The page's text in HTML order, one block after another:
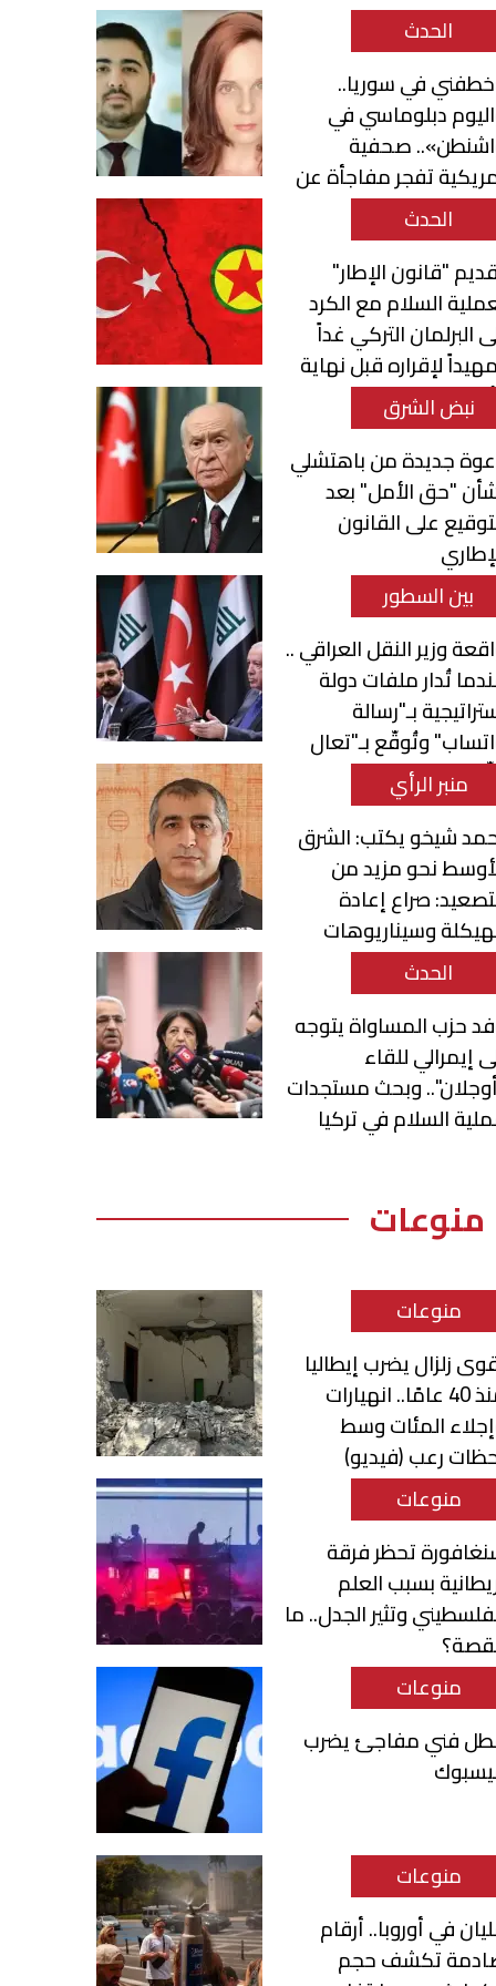
الحدث
في سوريا..
دبلوماسي في
صحفية
تفجر مفاجأة عن
قناطري
الحدث
"قانون الإطار"
السلام مع الكرد
البرلمان التركي غداً
لإقراره قبل نهاية
نبض الشرق
جديدة من باهتشلي
"حق الأمل" بعد
على القانون
بين السطور
وزير النقل العراقي ..
تُدار ملفات دولة
بـ"رسالة
وتُوقّع بـ"تعال
منبر الرأي
شيخو يكتب: الشرق
نحو مزيد من
صراع إعادة
وسيناريوهات
الإقليمي
الحدث
حزب المساواة يتوجه
إيمرالي للقاء
وبحث مستجدات
السلام في تركيا
منوعات
منوعات
زلزال يضرب إيطاليا
منذ 40 عامًا.. انهيارات
المئات وسط
رعب (فيديو)
منوعات
تحظر فرقة
بسبب العلم
وتثير الجدل.. ما
منوعات
فني مفاجئ يضرب
منوعات
في أوروبا.. أرقام
تكشف حجم